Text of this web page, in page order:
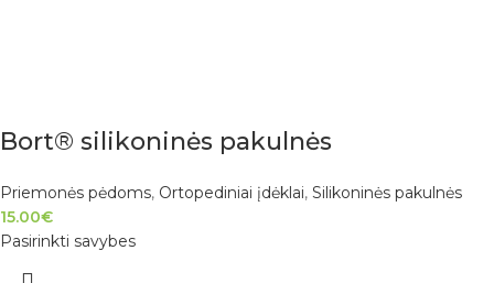
Bort® silikoninės pakulnės
Priemonės pėdoms, Ortopediniai įdėklai, Silikoninės pakulnės
15.00€
Pasirinkti savybes